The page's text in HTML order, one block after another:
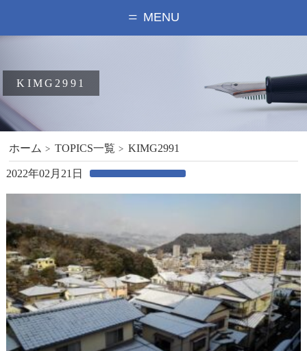
MENU
KIMG2991
ホーム TOPICS一覧 KIMG2991
2022年02月21日